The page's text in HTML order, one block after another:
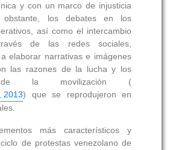
y con un marco de injusticia
obstante, los debates en los
así como el intercambio
de las redes sociales,
elaborar narrativas e imágenes
las razones de la lucha y los
de la movilización (
2013) que se reprodujeron en
más característicos y
de protestas venezolano de